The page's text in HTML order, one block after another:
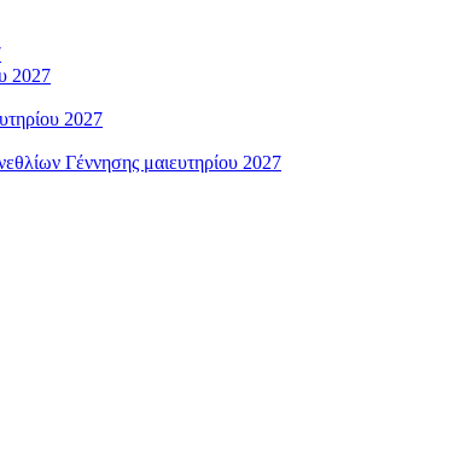
2027
2027
Γέννησης μαιευτηρίου 2027